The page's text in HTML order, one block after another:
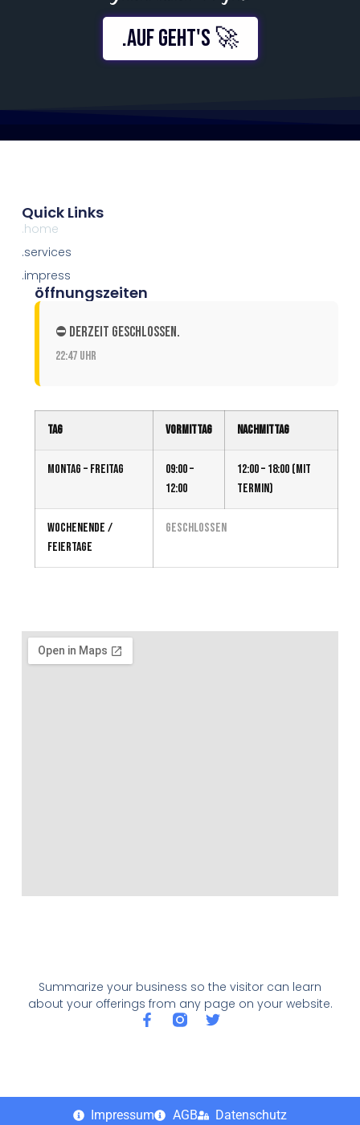
.Auf geht's 🚀
Summarize your business so the visitor can learn
about your offerings from any page on your website.
Quick Links
.home
.services
.impress
öffnungszeiten
⛔ Derzeit geschlossen.
22:47 Uhr
Tag Vormittag Nachmittag
Montag – Freitag
09:00 –
12:00
12:00 – 18:00 (mit
Termin)
Wochenende /
Feiertage
geschlossen
Impressum AGB Datenschutz